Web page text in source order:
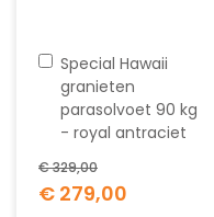
Special Hawaii
granieten
parasolvoet 90 kg
- royal antraciet
Special
Price
€ 279,00
€ 329,00
In
winkelwagen